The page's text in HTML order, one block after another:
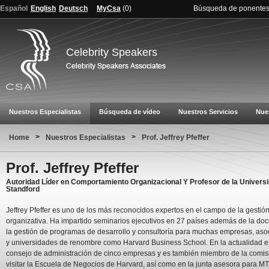
Español English Deutsch MyCsa (0) Búsqueda de ponentes
Celebrity Speakers
Nuestros Especialistas Búsqueda de vídeo Nuestros Servicios
Home > Nuestros Especialistas > Prof. Jeffrey Pfeffer
Prof. Jeffrey Pfeffer
Autoridad Líder en Comportamiento Organizacional Y Profesor de la
Standford
Jeffrey Pfeffer es uno de los más reconocidos expertos en el campo de la gestión
organizativa. Ha impartido seminarios ejecutivos en 27 países además de la
la gestión de programas de desarrollo y consultoría para muchas empresas,
y universidades de renombre como Harvard Business School. En la actualidad
consejo de administración de cinco empresas y es también miembro de la
visitar la Escuela de Negocios de Harvard, así como en la junta asesora para